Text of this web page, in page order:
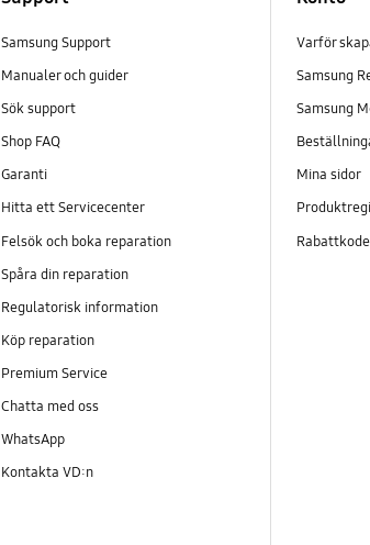
Samsung Support
Manualer och guider
Sök support
Shop FAQ
Garanti
Hitta ett Servicecenter
Felsök och boka reparation
Spåra din reparation
Regulatorisk information
Köp reparation
Premium Service
Chatta med oss
WhatsApp
Kontakta VD:n
Varför
Samsung
Samsung
Mina sidor